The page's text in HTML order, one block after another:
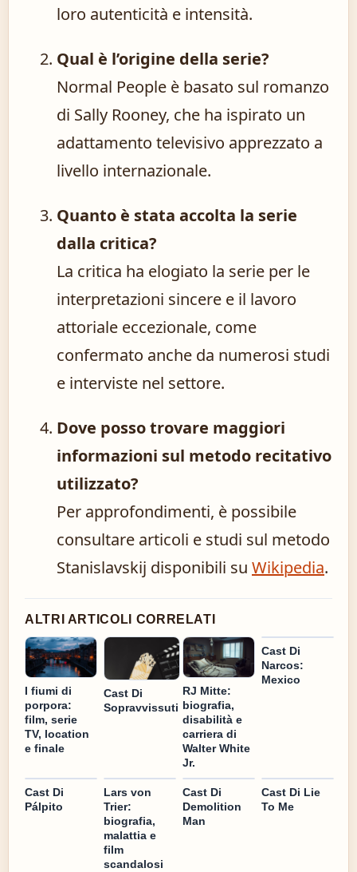
loro autenticità e intensità.
Qual è l’origine della serie?
Normal People è basato sul romanzo
di Sally Rooney, che ha ispirato un
adattamento televisivo apprezzato a
livello internazionale.
Quanto è stata accolta la serie
dalla critica?
La critica ha elogiato la serie per le
interpretazioni sincere e il lavoro
attoriale eccezionale, come
confermato anche da numerosi studi
e interviste nel settore.
Dove posso trovare maggiori
informazioni sul metodo recitativo
utilizzato?
Per approfondimenti, è possibile
consultare articoli e studi sul metodo
Stanislavskij disponibili su Wikipedia.
ALTRI ARTICOLI CORRELATI
I fiumi di
porpora:
film, serie
TV, location
e finale
Cast Di
Sopravvissuti
RJ Mitte:
biografia,
disabilità e
carriera di
Walter White
Jr.
Cast Di
Narcos:
Mexico
Cast Di
Pálpito
Lars von
Trier:
biografia,
malattia e
film
scandalosi
Cast Di
Demolition
Man
Cast Di Lie
To Me